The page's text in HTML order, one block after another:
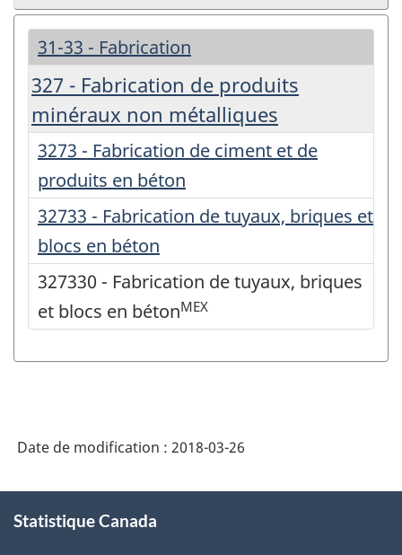
31-33 - Fabrication
327 - Fabrication de produits
minéraux non métalliques
3273 - Fabrication de ciment et de
produits en béton
32733 - Fabrication de tuyaux, briques et
blocs en béton
327330 - Fabrication de tuyaux, briques
et blocs en bétonMEX
Date de modification : 2018-03-26
propos
Statistique Canada